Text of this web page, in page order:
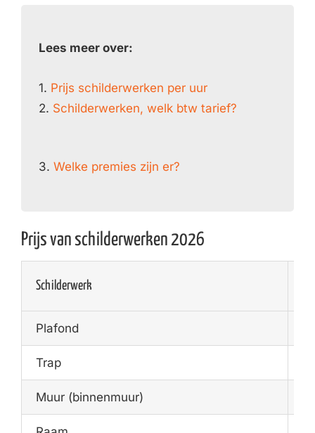
Lees meer over:
1. Prijs schilderwerken per uur
2. Schilderwerken, welk btw tarief?
3. Welke premies zijn er?
Prijs van schilderwerken 2026
Schilderwerk
Plafond
Trap
Muur (binnenmuur)